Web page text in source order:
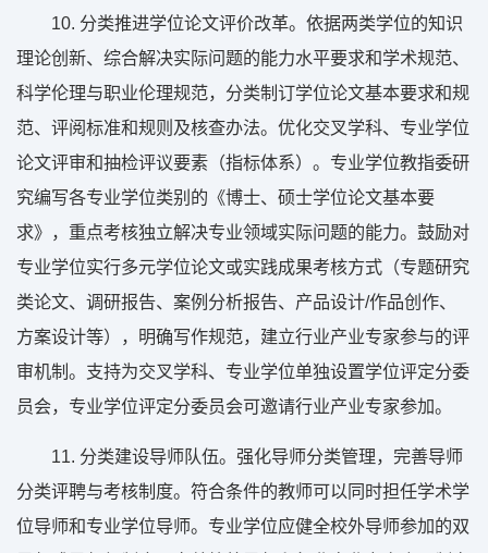
10. 分类推进学位论文评价改革。依据两类学位的知识
理论创新、综合解决实际问题的能力水平要求和学术规范、
科学伦理与职业伦理规范，分类制订学位论文基本要求和规
范、评阅标准和规则及核查办法。优化交叉学科、专业学位
论文评审和抽检评议要素（指标体系）。专业学位教指委研
究编写各专业学位类别的《博士、硕士学位论文基本要
求》，重点考核独立解决专业领域实际问题的能力。鼓励对
专业学位实行多元学位论文或实践成果考核方式（专题研究
类论文、调研报告、案例分析报告、产品设计/作品创作、
方案设计等），明确写作规范，建立行业产业专家参与的评
审机制。支持为交叉学科、专业学位单独设置学位评定分委
员会，专业学位评定分委员会可邀请行业产业专家参加。
11. 分类建设导师队伍。强化导师分类管理，完善导师
分类评聘与考核制度。符合条件的教师可以同时担任学术学
位导师和专业学位导师。专业学位应健全校外导师参加的双